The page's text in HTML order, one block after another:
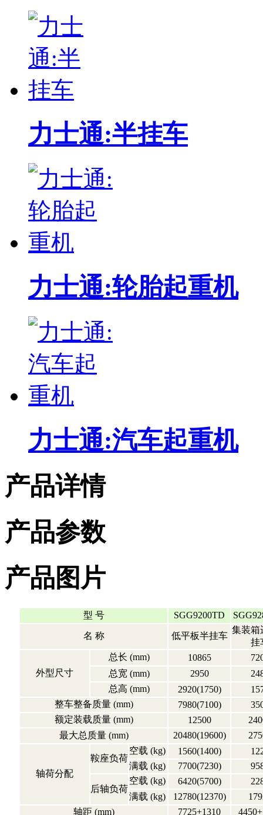
意大利faraone12.1米单桅杆升降平台
丰田2.5吨内燃柴油牵引车 02-2TD25
东莞市中原电瓶车式液压升降平台
力士通:半挂车
力士通:轮胎起重机
力士通:汽车起重机
产品详情
产品参数
产品图片
型 号 SGG9200TD
名 称 低平板半挂车
集装箱
挂
外型尺寸
总长 (mm) 10865
总宽 (mm)
2950
总高 (mm)
2920(1750)
整车整备质量 (mm)
7980(7100)
额定装载质量 (mm)
12500
最大总质量 (mm)
20480(19600)
轴荷分配
鞍座负荷
空载 (kg) 1560(1400)
满载 (kg)
7700(7230)
后轴负荷
空载 (kg) 6420(5700)
满载 (kg)
12780(12370)
轴距 (mm)
7725+1310